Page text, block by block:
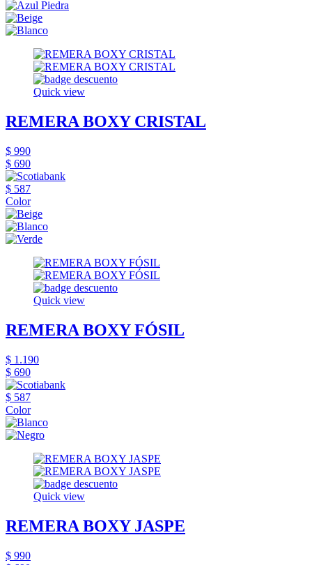
Quick view
REMERA BOXY CRISTAL
$ 990
$ 690
$ 587
Color
Quick view
REMERA BOXY FÓSIL
$ 1.190
$ 690
$ 587
Color
Quick view
REMERA BOXY JASPE
$ 990